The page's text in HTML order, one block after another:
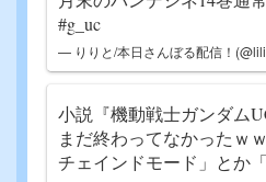
#g_uc
— りりと/本日さんぼる配信！
小説『機動戦士ガンダム
まだ終わってなかったｗ
チェインドモード」とか